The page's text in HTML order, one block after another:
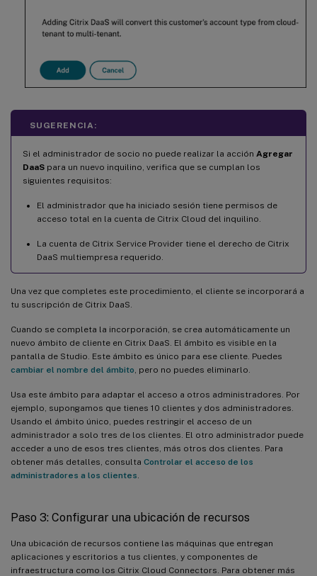
SUGERENCIA:
Si el administrador de socio no puede realizar la acción Agregar
DaaS para un nuevo inquilino, verifica que se cumplan los
siguientes requisitos:
El administrador que ha iniciado sesión tiene permisos de
acceso total en la cuenta de Citrix Cloud del inquilino.
La cuenta de Citrix Service Provider tiene el derecho de Citrix
DaaS multiempresa requerido.
Una vez que completes este procedimiento, el cliente se incorporará a
tu suscripción de Citrix DaaS.
Cuando se completa la incorporación, se crea automáticamente un
nuevo ámbito de cliente en Citrix DaaS. El ámbito es visible en la
pantalla de Studio. Este ámbito es único para ese cliente. Puedes
cambiar el nombre del ámbito, pero no puedes eliminarlo.
Usa este ámbito para adaptar el acceso a otros administradores. Por
ejemplo, supongamos que tienes 10 clientes y dos administradores.
Usando el ámbito único, puedes restringir el acceso de un
administrador a solo tres de los clientes. El otro administrador puede
acceder a uno de esos tres clientes, más otros dos clientes. Para
obtener más detalles, consulta Controlar el acceso de los
administradores a los clientes.
Paso 3: Configurar una ubicación de recursos
Una ubicación de recursos contiene las máquinas que entregan
aplicaciones y escritorios a tus clientes, y componentes de
infraestructura como los Citrix Cloud Connectors. Para obtener más